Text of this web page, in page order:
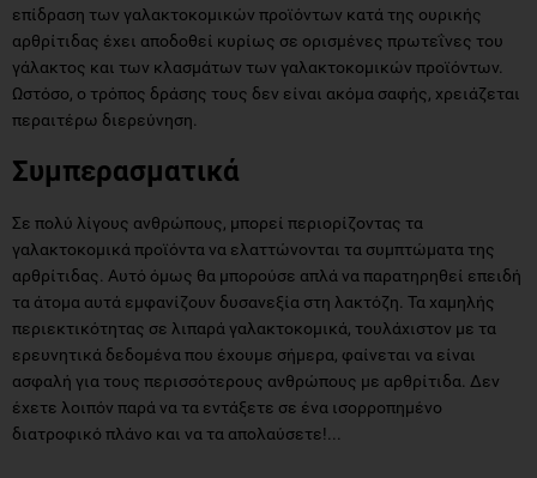
επίδραση των γαλακτοκομικών προϊόντων κατά της ουρικής
αρθρίτιδας έχει αποδοθεί κυρίως σε ορισμένες πρωτεΐνες του
γάλακτος και των κλασμάτων των γαλακτοκομικών προϊόντων.
Ωστόσο, ο τρόπος δράσης τους δεν είναι ακόμα σαφής, χρειάζεται
περαιτέρω διερεύνηση.
Συμπερασματικά
Σε πολύ λίγους ανθρώπους, μπορεί περιορίζοντας τα
γαλακτοκομικά προϊόντα να ελαττώνονται τα συμπτώματα της
αρθρίτιδας. Αυτό όμως θα μπορούσε απλά να παρατηρηθεί επειδή
τα άτομα αυτά εμφανίζουν δυσανεξία στη λακτόζη. Τα χαμηλής
περιεκτικότητας σε λιπαρά γαλακτοκομικά, τουλάχιστον με τα
ερευνητικά δεδομένα που έχουμε σήμερα, φαίνεται να είναι
ασφαλή για τους περισσότερους ανθρώπους με αρθρίτιδα. Δεν
έχετε λοιπόν παρά να τα εντάξετε σε ένα ισορροπημένο
διατροφικό πλάνο και να τα απολαύσετε!...